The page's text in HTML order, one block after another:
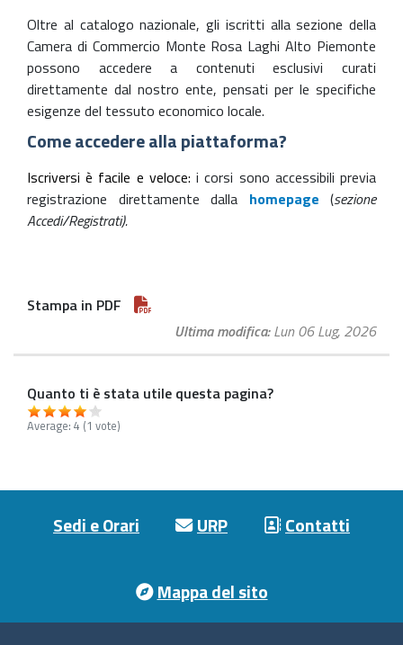
Oltre al catalogo nazionale, gli iscritti alla sezione della
Camera di Commercio Monte Rosa Laghi Alto Piemonte
possono accedere a contenuti esclusivi curati
direttamente dal nostro ente, pensati per le specifiche
esigenze del tessuto economico locale.
Come accedere alla piattaforma?
Iscriversi è facile e veloce:i corsi sono accessibili previa
registrazione direttamente dalla homepage (sezione
Accedi/Registrati).
Stampa in PDF
Ultima modifica Lun 06 Lug, 2026
Quanto ti è stata utile questa pagina?
Average: 4 (1 vote)
Sedi e Orari URP Contatti
Mappa del sito